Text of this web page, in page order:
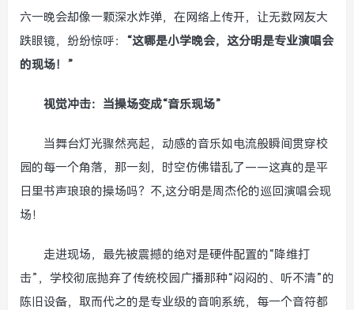
六一晚会却像一颗深水炸弹，在网络上传开，让无数网友大
跌眼镜，纷纷惊呼： “这哪是小学晚会，这分明是专业演唱会
的现场！”
视觉冲击：当操场变成“音乐现场”
当舞台灯光骤然亮起，动感的音乐如电流般瞬间贯穿校
园的每一个角落，那一刻，时空仿佛错乱了——这真的是平
日里书声琅琅的操场吗？不,这分明是周杰伦的巡回演唱会现
场！
走进现场，最先被震撼的绝对是硬件配置的“降维打
击”，学校彻底抛弃了传统校园广播那种“闷闷的、听不清”的
陈旧设备，取而代之的是专业级的音响系统，每一个音符都